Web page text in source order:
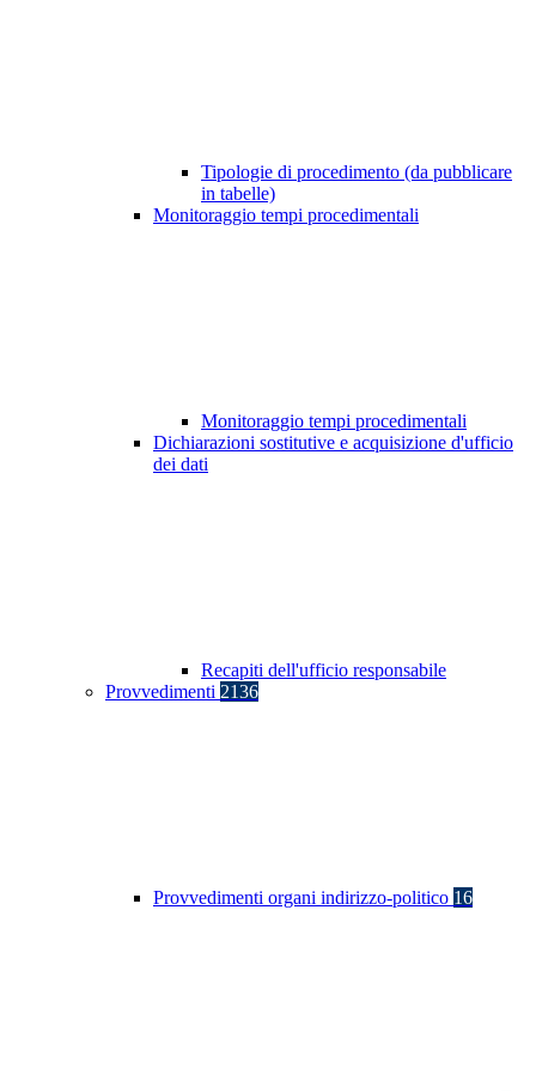
Tipologie di procedimento (da pubblicare
in tabelle)
Monitoraggio tempi procedimentali
Monitoraggio tempi procedimentali
Dichiarazioni sostitutive e acquisizione d'ufficio
dei dati
Recapiti dell'ufficio responsabile
Provvedimenti 2136
Provvedimenti organi indirizzo-politico 16